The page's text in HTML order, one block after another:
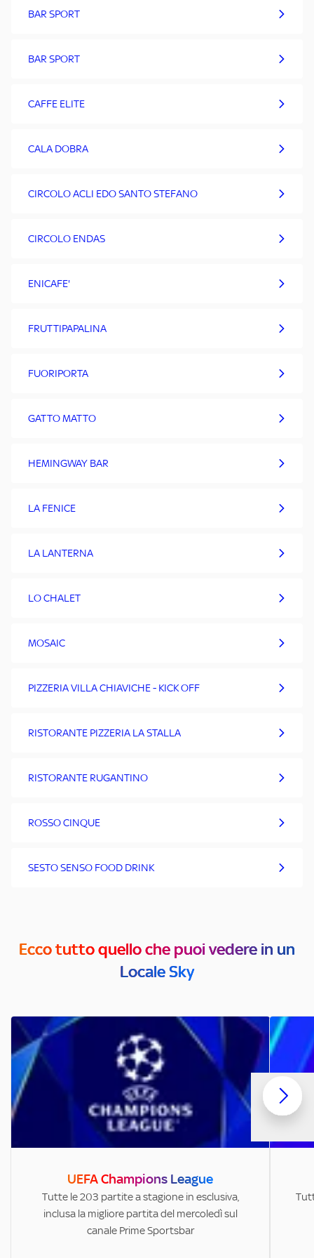
BAR SPORT
BAR SPORT
CAFFE ELITE
CALA DOBRA
CIRCOLO ACLI EDO SANTO STEFANO
CIRCOLO ENDAS
ENICAFE'
FRUTTIPAPALINA
FUORIPORTA
GATTO MATTO
HEMINGWAY BAR
LA FENICE
LA LANTERNA
LO CHALET
MOSAIC
PIZZERIA VILLA CHIAVICHE - KICK OFF
RISTORANTE PIZZERIA LA STALLA
RISTORANTE RUGANTINO
ROSSO CINQUE
SESTO SENSO FOOD DRINK
Ecco tutto quello che puoi vedere in un
Locale Sky
UEFA Champions League
Tutte le 203 partite a stagione in esclusiva,
inclusa la migliore partita del mercoledì sul
canale Prime Sportsbar